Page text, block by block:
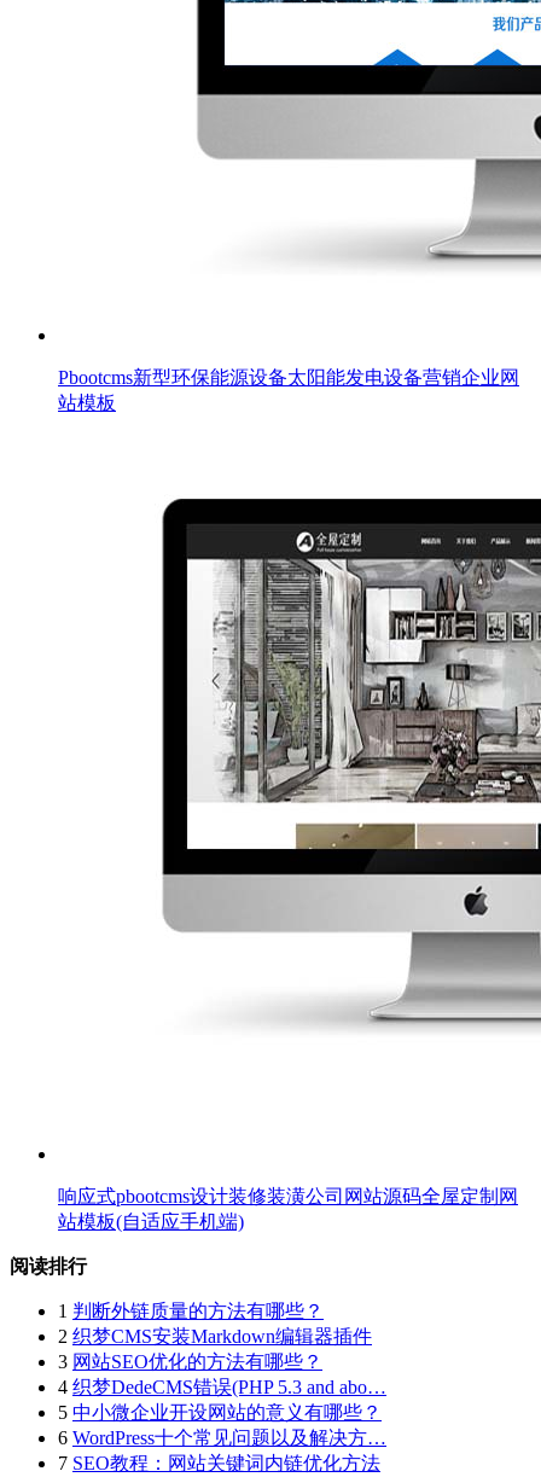
Pbootcms新型环保能源设备太阳能发电设备营销企业网
站模板
响应式pbootcms设计装修装潢公司网站源码全屋定制网
站模板(自适应手机端)
阅读排行
1 判断外链质量的方法有哪些？
2 织梦CMS安装Markdown编辑器插件
3 网站SEO优化的方法有哪些？
4 织梦DedeCMS错误(PHP 5.3 and abo…
5 中小微企业开设网站的意义有哪些？
6 WordPress十个常见问题以及解决方…
7 SEO教程：网站关键词内链优化方法